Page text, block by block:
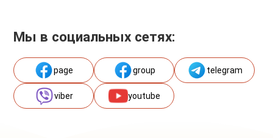
Мы в социальных сетях:
page group telegram
viber youtube